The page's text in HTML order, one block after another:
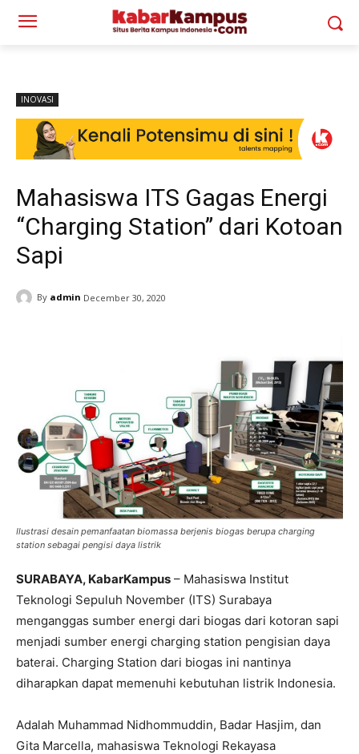
INOVASI
Mahasiswa ITS Gagas Energi
“Charging Station” dari Kotoan
Sapi
By admin December 30, 2020
Ilustrasi desain pemanfaatan biomassa berjenis biogas berupa charging
station sebagai pengisi daya listrik
SURABAYA, KabarKampus – Mahasiswa Institut
Teknologi Sepuluh November (ITS) Surabaya
menganggas sumber energi dari biogas dari kotoran sapi
menjadi sumber energi charging station pengisian daya
baterai. Charging Station dari biogas ini nantinya
diharapkan dapat memenuhi kebutuhan listrik Indonesia.
Adalah Muhammad Nidhommuddin, Badar Hasjim, dan
Gita Marcella, mahasiswa Teknologi Rekayasa